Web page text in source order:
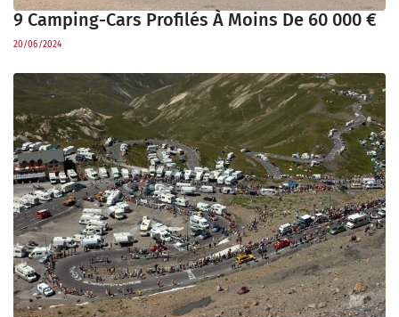
9 Camping-Cars Profilés À Moins De 60 000 €
20/06/2024